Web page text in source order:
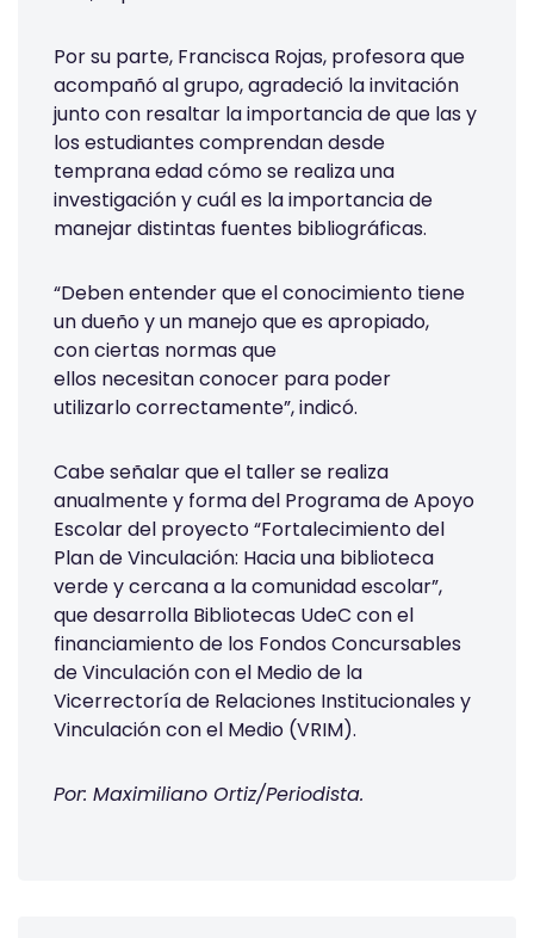
Por su parte, Francisca Rojas, profesora que
acompañó al grupo, agradeció la invitación
junto con resaltar la importancia de que las y
los estudiantes comprendan desde
temprana edad cómo se realiza una
investigación y cuál es la importancia de
manejar distintas fuentes bibliográficas.
“Deben entender que el conocimiento tiene
un dueño y un manejo que es apropiado,
con ciertas normas que
ellos necesitan conocer para poder
utilizarlo correctamente”, indicó.
Cabe señalar que el taller se realiza
anualmente y forma del Programa de Apoyo
Escolar del proyecto “Fortalecimiento del
Plan de Vinculación: Hacia una biblioteca
verde y cercana a la comunidad escolar”,
que desarrolla Bibliotecas UdeC con el
financiamiento de los Fondos Concursables
de Vinculación con el Medio de la
Vicerrectoría de Relaciones Institucionales y
Vinculación con el Medio (VRIM).
Por: Maximiliano Ortiz/Periodista.